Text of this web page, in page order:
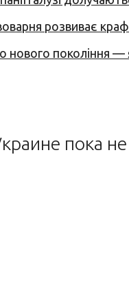
розвиває
нового
пока не